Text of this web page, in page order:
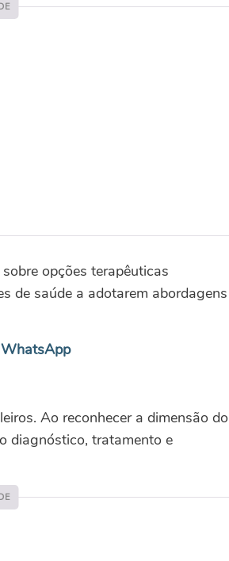
opções terapêuticas
de saúde a adotarem abordagens
Ao reconhecer a dimensão do
diagnóstico, tratamento e